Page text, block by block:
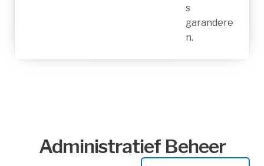
s
garandere
n.
Administratief Beheer